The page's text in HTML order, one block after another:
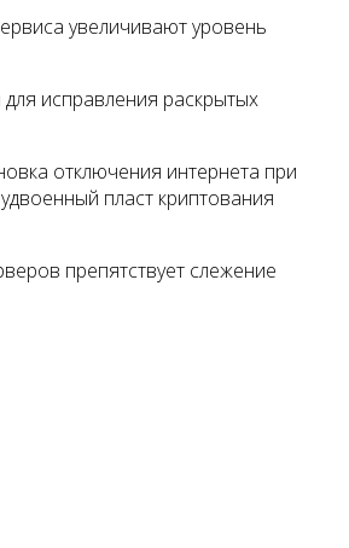
увеличивают уровень
исправления раскрытых
отключения интернета при
пласт криптования
препятствует слежение